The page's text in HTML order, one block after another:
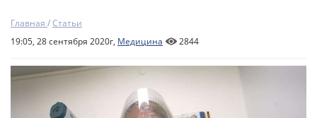
Главная /Статьи
19:05, 28 сентября 2020г, Медицина 2844